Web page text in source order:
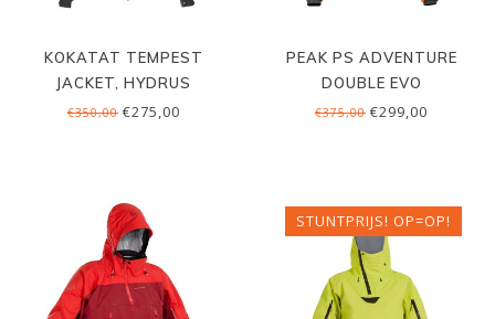
KOKATAT TEMPEST
JACKET, HYDRUS
€350,00 €275,00
PEAK PS ADVENTURE
DOUBLE EVO
€375,00 €299,00
STUNTPRIJS! OP=OP!